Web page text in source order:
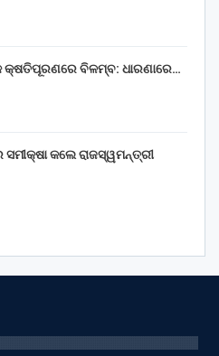
କ୍ଷତିପୂରଣରେ ବିଳମ୍ବ: ଧାରଣାରେ…
କଲେ ରାଜସ୍ୱମନ୍ତ୍ରୀ